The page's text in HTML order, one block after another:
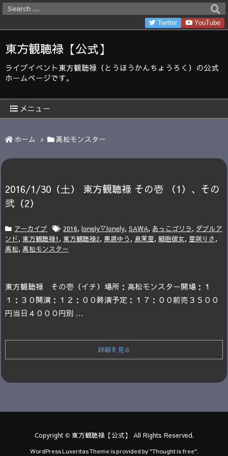
東方観聴禄【公式】
ライブイベント東方観聴禄（とうほうかんちょうろく）の公式
ホームページです。
メニュー
Twitter YouTube
ホーム > 高松モンスター
2016/1/30（土） 東方観聴禄 その壱 （1）​、その
弐（2）
アーカイブ 2016, lonely▽lonely, SAWA, あっこゴリラ, ダブルア
ンド, 東方観聴禄1 , 東方観聴禄2, 栗原ゆう , 泉茉里, 細胞彼女, 里咲りさ,
高松, 高松モンスター
東方観聴禄 その壱（イチ） 場所：高松モンスター​開場：１
１：３０ 開演：１２：００終演予定：１７：００前売３５００
円当日４０００円別 ...
詳細を見る
Copyright © 東方観聴禄【公式】 All Rights Reserved.
WordPress Luxeritas Theme is provided by "Thought is free".